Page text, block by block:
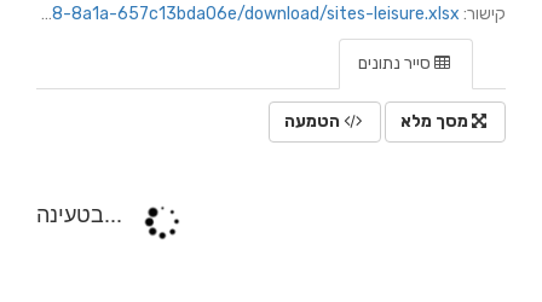
קישור: https://netanya.datacity.org.il/dataset/767d1078-32d5-440e-ba0b-cf726e6cff43/resource/4239d7d7-4152-41b8-8a1a-657c13bda06e/download/sites-leisure.xlsx
סייר נתונים
מסך מלא הטמעה